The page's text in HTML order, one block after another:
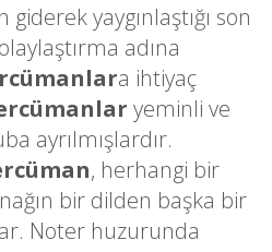
yaygınlaştığı son
adına
a ihtiyaç
yeminli ve
ayrılmışlardır.
, herhangi bir
bir dilden başka bir
Noter huzurunda